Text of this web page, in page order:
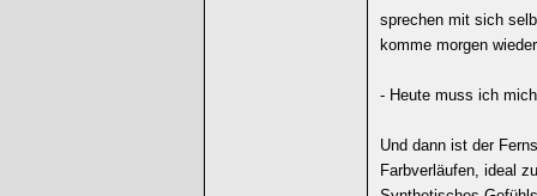
sprechen mit sich
komme morgen
- Heute muss ich
Und dann ist der
Farbverläufen, ideal